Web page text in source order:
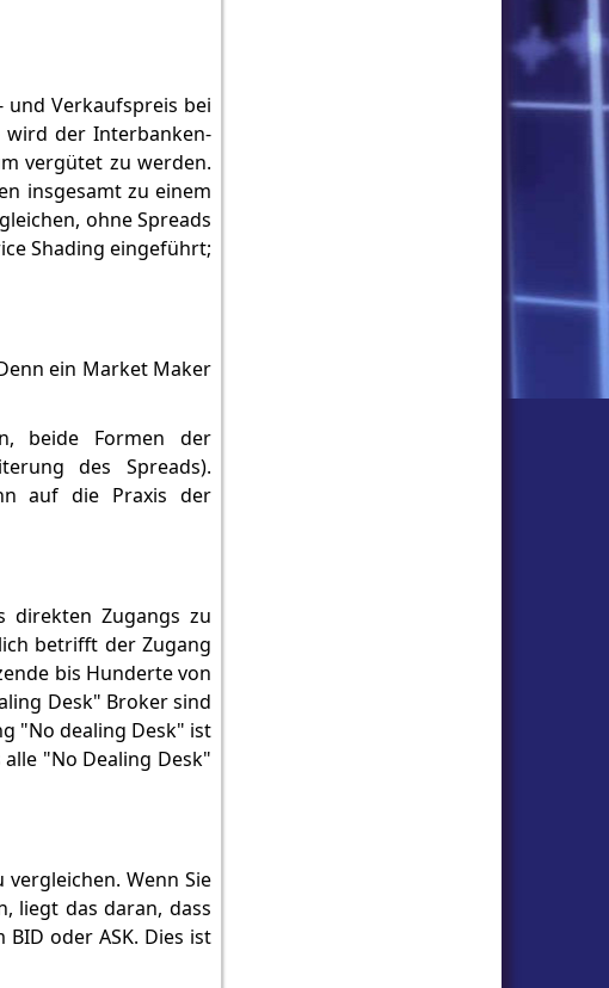
und Verkaufspreis bei
wird der Interbanken-
vergütet zu werden.
insgesamt zu einem
ohne Spreads
Shading eingeführt;
ein Market Maker
beide Formen der
des Spreads).
auf die Praxis der
direkten Zugangs zu
betrifft der Zugang
bis Hunderte von
Desk" Broker sind
"No dealing Desk" ist
"No Dealing Desk"
Wenn Sie
liegt das daran, dass
oder ASK. Dies ist